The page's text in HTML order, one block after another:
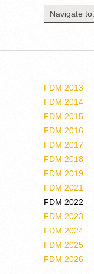
FDM 2013
FDM 2014
FDM 2015
FDM 2016
FDM 2017
FDM 2018
FDM 2019
FDM 2021
FDM 2022
FDM 2023
FDM 2024
FDM 2025
FDM 2026